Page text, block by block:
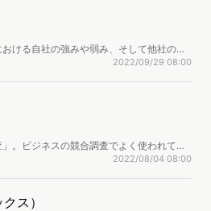
ける自社の強みや弱み、そして他社の戦
て競合調査の準備・実行に使えるフレー
2022/09/29 08:00
。ビジネスの競合調査でよく使われてい
分析）・PEST分析・バリューチェーン分
2022/08/04 08:00
ス）